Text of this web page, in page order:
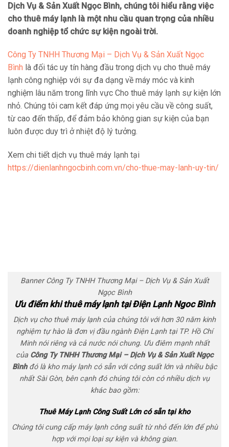
Dịch Vụ & Sản Xuất Ngọc Bình, chúng tôi hiểu rằng việc
cho thuê máy lạnh là một nhu cầu quan trọng của nhiều
doanh nghiệp tổ chức sự kiện ngoài trời.
Công Ty TNHH Thương Mại – Dịch Vụ & Sản Xuất Ngọc
Bình là đối tác uy tín hàng đầu trong dịch vụ cho thuê máy
lạnh công nghiệp với sự đa dạng về máy móc và kinh
nghiệm lâu năm trong lĩnh vực Cho thuê máy lạnh sự kiện lớn
nhỏ. Chúng tôi cam kết đáp ứng mọi yêu cầu về công suất,
từ cao đến thấp, để đảm bảo không gian sự kiện của bạn
luôn được duy trì ở nhiệt độ lý tưởng.
Xem chi tiết dịch vụ thuê máy lạnh tại
https://dienlanhngocbinh.com.vn/cho-thue-may-lanh-uy-tin/
Banner Công Ty TNHH Thương Mại – Dịch Vụ & Sản Xuất
Ngọc Bình
Ưu điểm khi thuê máy lạnh tại Điện Lạnh Ngoc Bình
Dịch vụ cho thuê máy lạnh của chúng tôi với hơn 30 năm kinh
nghiệm tự hào là đơn vị đầu ngành Điện Lạnh tại TP. Hồ Chí
Minh nói riêng và cả nước nói chung. Ưu điêm mạnh nhất
của Công Ty TNHH Thương Mại – Dịch Vụ & Sản Xuất Ngọc
Bìnhđó là kho máy lạnh có sẵn với công suất lớn và nhiều bậc
nhất Sài Gòn, bên cạnh đó chúng tôi còn có nhiều dịch vụ
khác bao gồm:
Thuê Máy Lạnh Công Suất Lớn có sẵn tại kho
Chúng tôi cung cấp máy lạnh công suất từ nhỏ đến lớn để phù
hợp với mọi loại sự kiện và không gian.